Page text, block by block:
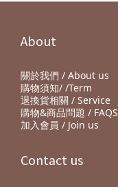
About
關於我們 / About us
購物須知/ /Term
退換貨相關 / Service
購物&商品問題 / FAQS
加入會員 / Join us
Contact us